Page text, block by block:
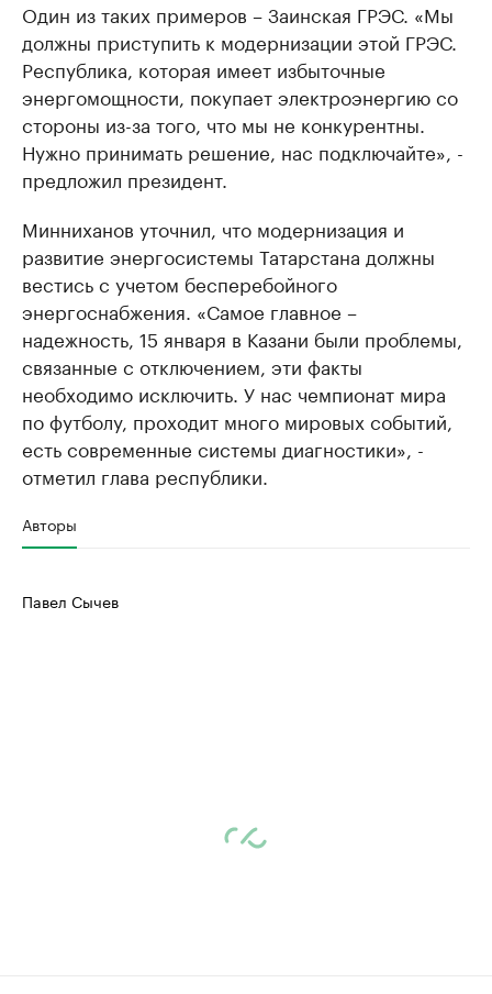
Один из таких примеров – Заинская ГРЭС. «Мы
должны приступить к модернизации этой ГРЭС.
Республика, которая имеет избыточные
энергомощности, покупает электроэнергию со
стороны из-за того, что мы не конкурентны.
Нужно принимать решение, нас подключайте», -
предложил президент.
Минниханов уточнил, что модернизация и
развитие энергосистемы Татарстана должны
вестись с учетом бесперебойного
энергоснабжения. «Самое главное –
надежность, 15 января в Казани были проблемы,
связанные с отключением, эти факты
необходимо исключить. У нас чемпионат мира
по футболу, проходит много мировых событий,
есть современные системы диагностики», -
отметил глава республики.
Авторы
Павел Сычев